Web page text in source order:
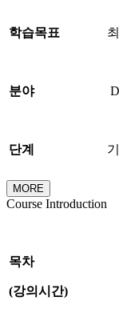
학습목표
분야
단계
MORE
Course Introduction
목차
(강의시간)